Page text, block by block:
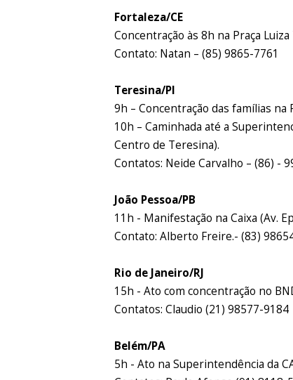
Fortaleza/CE
Concentração às 8h na Praça
Contato: Natan – (85) 9865-7761
Teresina/PI
9h – Concentração das famílias
10h – Caminhada até a
Centro de Teresina).
Contatos: Neide Carvalho – (86) -
João Pessoa/PB
11h - Manifestação na Caixa (Av.
Contato: Alberto Freire.- (83)
Rio de Janeiro/RJ
15h - Ato com concentração no
Contatos: Claudio (21) 98577-9184
Belém/PA
5h - Ato na Superintendência da